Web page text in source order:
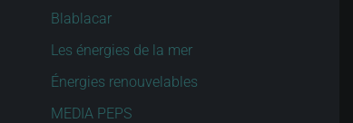
Blablacar
Les énergies de la mer
Énergies renouvelables
MEDIA PEPS